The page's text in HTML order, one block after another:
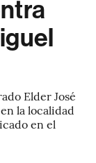
Elder José
la localidad
en el